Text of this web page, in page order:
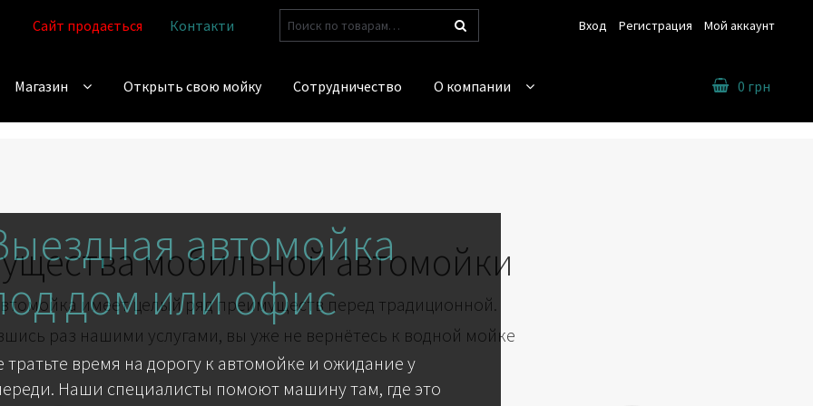
Сайт продається Контакти Искать: Вход Регистрация Мой аккаунт
Магазин Открыть свою мойку Сотрудничество О компании 0 грн
автомойка
дом или офис
тратьте время на дорогу к автомойке и ожидание у
Наши специалисты помоют машину там, где это
мобильной автомойки
имеет целый ряд преимуществ перед традиционной.
раз нашими услугами, вы уже не вернётесь к водной мойке